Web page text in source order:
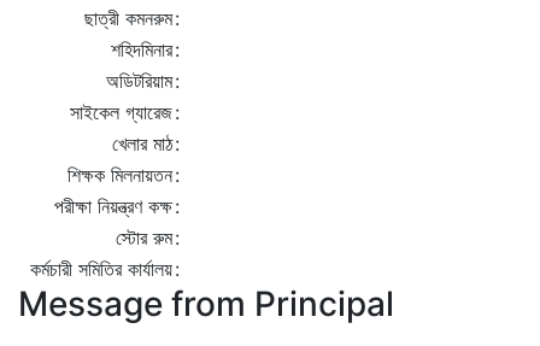
ছাত্রী কমনরুম:
শহিদমিনার:
অডিটরিয়াম:
সাইকেল গ্যারেজ:
খেলার মাঠ:
শিক্ষক মিলনায়তন:
পরীক্ষা নিয়ন্ত্রণ কক্ষ:
স্টোর রুম:
কর্মচারী সমিতির কার্যালয়:
Message from Principal